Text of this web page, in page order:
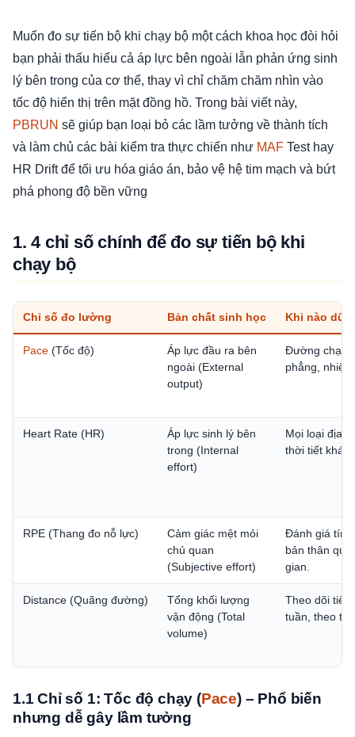
Muốn đo sự tiến bộ khi chạy bộ một cách khoa học đòi hỏi
bạn phải thấu hiểu cả áp lực bên ngoài lẫn phản ứng sinh
lý bên trong của cơ thể, thay vì chỉ chăm chăm nhìn vào
tốc độ hiển thị trên mặt đồng hồ. Trong bài viết này,
PBRUN sẽ giúp bạn loại bỏ các lầm tưởng về thành tích
và làm chủ các bài kiểm tra thực chiến như MAF Test hay
HR Drift để tối ưu hóa giáo án, bảo vệ hệ tim mạch và bứt
phá phong độ bền vững
1. 4 chỉ số chính để đo sự tiến bộ khi
chạy bộ
Chỉ số đo lường Bản chất sinh học Khi nào dữ
Pace (Tốc độ)
Áp lực đầu ra bên
ngoài (External
output)
Đường chạy
phẳng, nhiệt
Heart Rate (HR)
Áp lực sinh lý bên
trong (Internal
effort)
Mọi loại địa
thời tiết khác
RPE (Thang đo nỗ lực)
Cảm giác mệt mỏi
chủ quan
(Subjective effort)
Đánh giá tính
bản thân
gian.
Distance (Quãng đường)
Tổng khối lượng
vận động (Total
volume)
Theo dõi tiến
tuần, theo
1.1 Chỉ số 1: Tốc độ chạy (Pace) – Phổ biến
nhưng dễ gây lầm tưởng